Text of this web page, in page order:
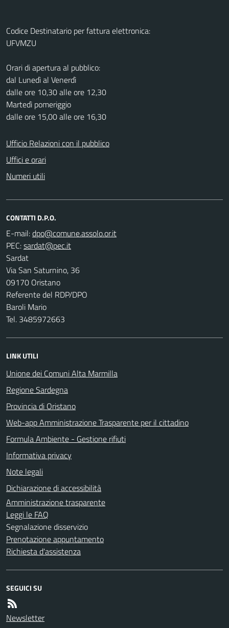
Codice Destinatario per fattura elettronica:
UFVMZU
Orari di apertura al pubblico:
dal Lunedì al Venerdì
dalle ore 10,30 alle ore 12,30
Martedì pomeriggio
dalle ore 15,00 alle ore 16,30
Ufficio Relazioni con il pubblico
Uffici e orari
Numeri utili
CONTATTI D.P.O.
E-mail:
PEC:
Sardat
Via San Saturnino, 36
09170 Oristano
Referente del RDP/DPO
Baroli Mario
Tel. 3485972663
LINK UTILI
Unione dei Comuni Alta Marmilla
Regione Sardegna
Provincia di Oristano
Web-app Amministrazione Trasparente per il cittadino
Formula Ambiente - Gestione rifiuti
Informativa privacy
Note legali
Dichiarazione di accessibilità
Amministrazione trasparente
Leggi le FAQ
Segnalazione disservizio
Prenotazione appuntamento
Richiesta d'assistenza
SEGUICI SU
Newsletter